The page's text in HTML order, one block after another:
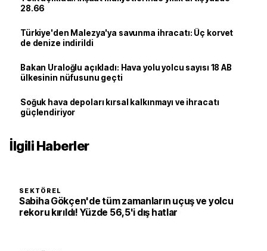
28.66
Türkiye'den Malezya'ya savunma ihracatı: Üç korvet
de denize indirildi
Bakan Uraloğlu açıkladı: Hava yolu yolcu sayısı 18 AB
ülkesinin nüfusunu geçti
Soğuk hava depoları kırsal kalkınmayı ve ihracatı
güçlendiriyor
İlgili Haberler
SEKTÖREL
Sabiha Gökçen'de tüm zamanların uçuş ve yolcu
rekoru kırıldı! Yüzde 56,5'i dış hatlar